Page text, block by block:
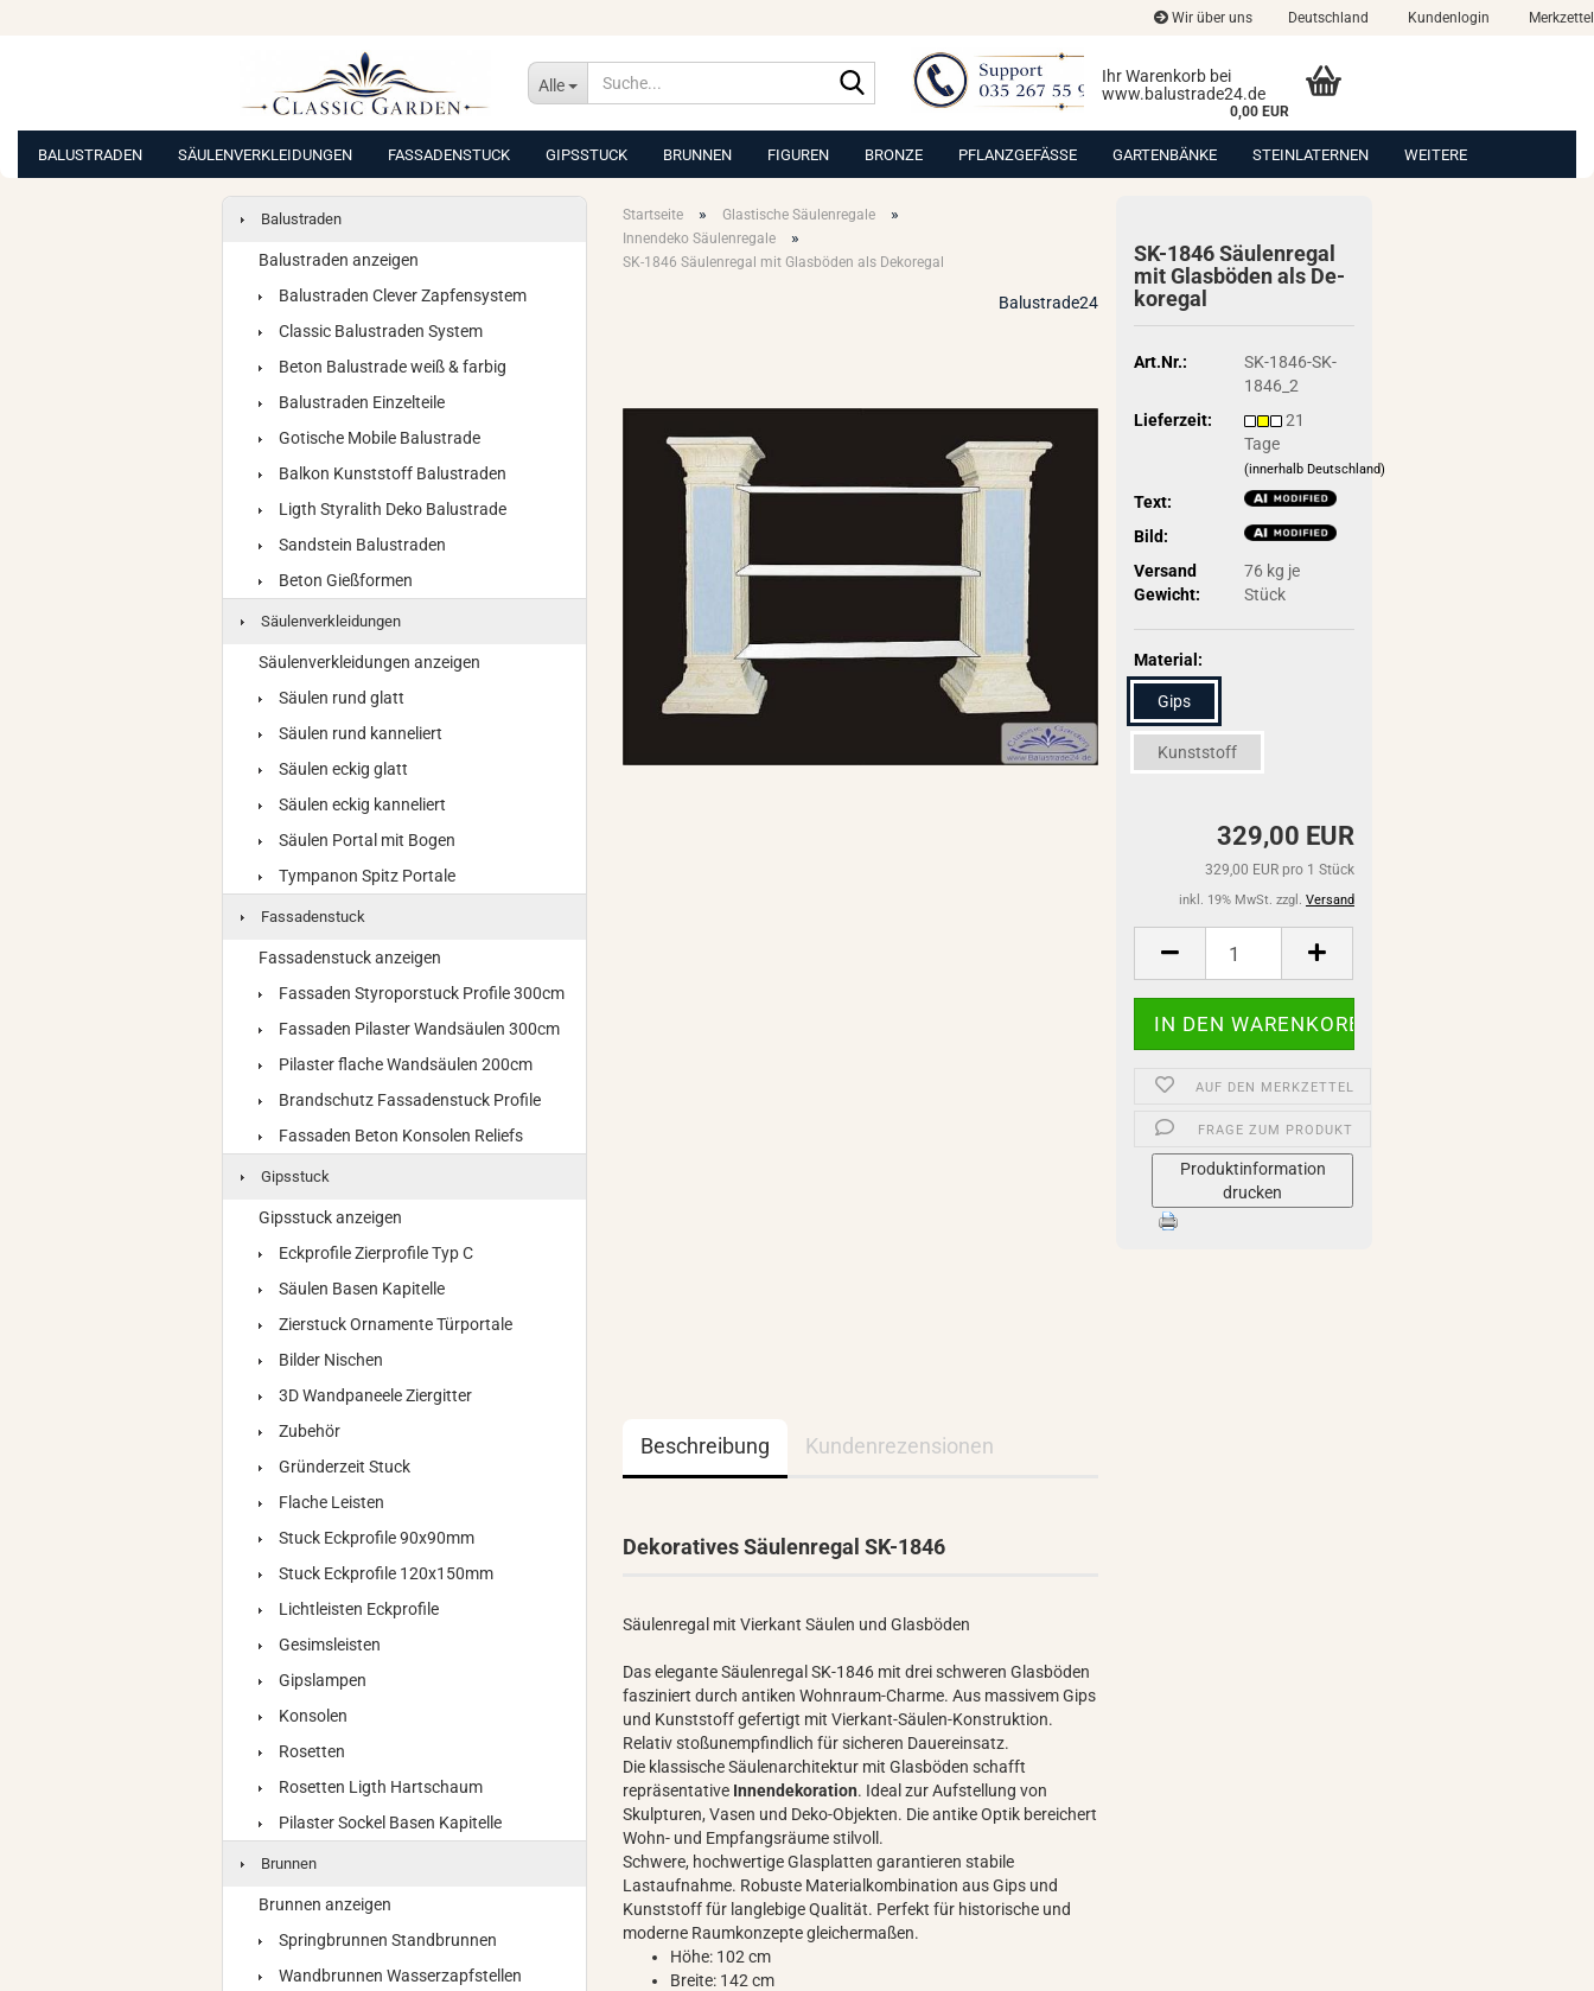
Wir über uns Deutschland Kundenlogin Merkzettel
Alle
Suche...
Ihr Warenkorb bei
www.balustrade24.de
0,00 EUR
BALUSTRADEN SÄULENVERKLEIDUNGEN FASSADENSTUCK GIPSSTUCK BRUNNEN FIGUREN BRONZE PFLANZGEFÄSSE GARTENBÄNKE STEINLATERNEN WEITERE
Startseite » Glastische Säulenregale »
Innendeko Säulenregale »
SK-1846 Säulenregal mit Glasböden als Dekoregal
Balustrade24
SK-​1846 Säu­len­re­gal
mit Glas­bö­den als De­
ko­re­gal
Art.Nr.:
SK-1846-SK-
1846_2
Lieferzeit:
21
Tage
(innerhalb Deutschland)
Text:
Bild:
Versand
Gewicht:
76 kg je
Stück
Material:
Gips
Kunststoff
329,00 EUR
329,00 EUR pro 1 Stück
inkl. 19% MwSt. zzgl. Versand
AUF DEN MERKZETTEL
FRAGE ZUM PRODUKT
Produktinformation
drucken
Beschreibung Kundenrezensionen
Dekoratives Säulenregal SK-1846
Säulenregal mit Vierkant Säulen und Glasböden
Das elegante Säulenregal SK-1846 mit drei schweren Glasböden
fasziniert durch antiken Wohnraum-Charme. Aus massivem Gips
und Kunststoff gefertigt mit Vierkant-Säulen-Konstruktion.
Relativ stoßunempfindlich für sicheren Dauereinsatz.
Die klassische Säulenarchitektur mit Glasböden schafft
repräsentative Innendekoration. Ideal zur Aufstellung von
Skulpturen, Vasen und Deko-Objekten. Die antike Optik bereichert
Wohn- und Empfangsräume stilvoll.
Schwere, hochwertige Glasplatten garantieren stabile
Lastaufnahme. Robuste Materialkombination aus Gips und
Kunststoff für langlebige Qualität. Perfekt für historische und
moderne Raumkonzepte gleichermaßen.
Höhe: 102 cm
Breite: 142 cm
Balustraden
Balustraden anzeigen
Balustraden Clever Zapfensystem
Classic Balustraden System
Beton Balustrade weiß & farbig
Balustraden Einzelteile
Gotische Mobile Balustrade
Balkon Kunststoff Balustraden
Ligth Styralith Deko Balustrade
Sandstein Balustraden
Beton Gießformen
Säulenverkleidungen
Säulenverkleidungen anzeigen
Säulen rund glatt
Säulen rund kanneliert
Säulen eckig glatt
Säulen eckig kanneliert
Säulen Portal mit Bogen
Tympanon Spitz Portale
Fassadenstuck
Fassadenstuck anzeigen
Fassaden Styroporstuck Profile 300cm
Fassaden Pilaster Wandsäulen 300cm
Pilaster flache Wandsäulen 200cm
Brandschutz Fassadenstuck Profile
Fassaden Beton Konsolen Reliefs
Gipsstuck
Gipsstuck anzeigen
Eckprofile Zierprofile Typ C
Säulen Basen Kapitelle
Zierstuck Ornamente Türportale
Bilder Nischen
3D Wandpaneele Ziergitter
Zubehör
Gründerzeit Stuck
Flache Leisten
Stuck Eckprofile 90x90mm
Stuck Eckprofile 120x150mm
Lichtleisten Eckprofile
Gesimsleisten
Gipslampen
Konsolen
Rosetten
Rosetten Ligth Hartschaum
Pilaster Sockel Basen Kapitelle
Brunnen
Brunnen anzeigen
Springbrunnen Standbrunnen
Wandbrunnen Wasserzapfstellen